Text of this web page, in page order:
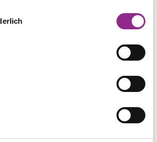
an- oder abwählen und „Auswahl
Mit „Ablehnen“ werden keine Cookies
Sie in unserer
für die Zukunft ändern.